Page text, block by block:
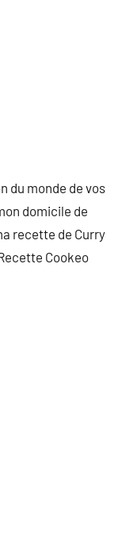
du monde de vos
domicile de
recette de Curry
Cookeo